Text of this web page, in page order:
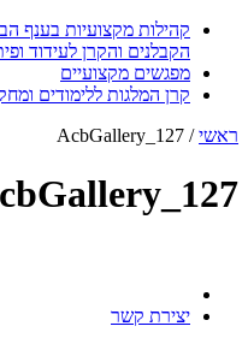
קהילות מקצועיות בענף
הקבלנים והקרן לעידוד
מפגשים מקצועיים
קרן המלגות ללימודים
ראשי/
AcbGallery_127
יצירת קשר